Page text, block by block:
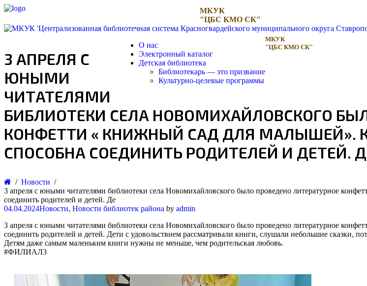
МКУК
"ЦБС КМО СК"
МКУК
"ЦБС КМО СК"
О нас
Электронный каталог
Детская библиотека
Библиотекарь — это призвание
Культурно-целевые программы
3 АПРЕЛЯ С
ЮНЫМИ
ЧИТАТЕЛЯМИ
БИБЛИОТЕКИ СЕЛА НОВОМИХАЙЛОВСКОГО
КОНФЕТТИ « КНИЖНЫЙ САД ДЛЯ МАЛЫШЕЙ».
СПОСОБНА СОЕДИНИТЬ РОДИТЕЛЕЙ И ДЕТЕЙ.
Новости
3 апреля с юными читателями библиотеки села Новомихайловского было проведено литературное
соединить родителей и детей. Де
04.04.2024Новости, Новости библиотек района by admin
3 апреля с юными читателями библиотеки села Новомихайловского было проведено литературное
соединить родителей и детей. Дети с удовольствием рассматривали книги, слушали небольшие сказки,
Детям даже самым маленьким книги нужны не меньше, чем родительская любовь.
#ФИЛИАЛ3